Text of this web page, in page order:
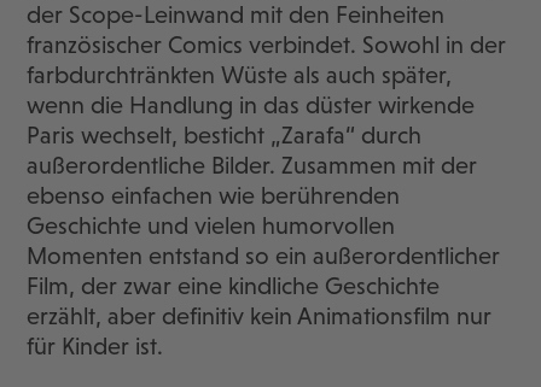
der Scope-Leinwand mit den Feinheiten
französischer Comics verbindet. Sowohl in der
farbdurchtränkten Wüste als auch später,
wenn die Handlung in das düster wirkende
Paris wechselt, besticht „Zarafa“ durch
außerordentliche Bilder. Zusammen mit der
ebenso einfachen wie berührenden
Geschichte und vielen humorvollen
Momenten entstand so ein außerordentlicher
Film, der zwar eine kindliche Geschichte
erzählt, aber definitiv kein Animationsfilm nur
für Kinder ist.